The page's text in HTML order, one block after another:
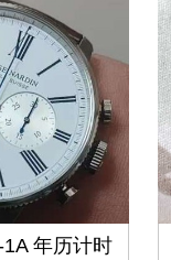
年历计时